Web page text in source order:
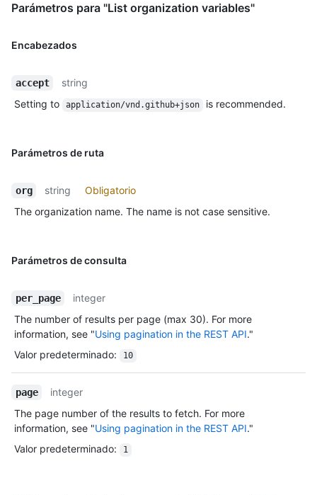
Parámetros para "List organization variables"
Encabezados
accept
string
Setting to
application/vnd.github+json is recommended.
Parámetros de ruta
org string
Obligatorio
The organization name. The name is not case sensitive.
Parámetros de consulta
per_page
integer
The number of results per page (max 30). For more
information, see "Using pagination in the REST API."
Valor predeterminado: 10
page
integer
The page number of the results to fetch. For more
information, see "Using pagination in the REST API."
Valor predeterminado: 1